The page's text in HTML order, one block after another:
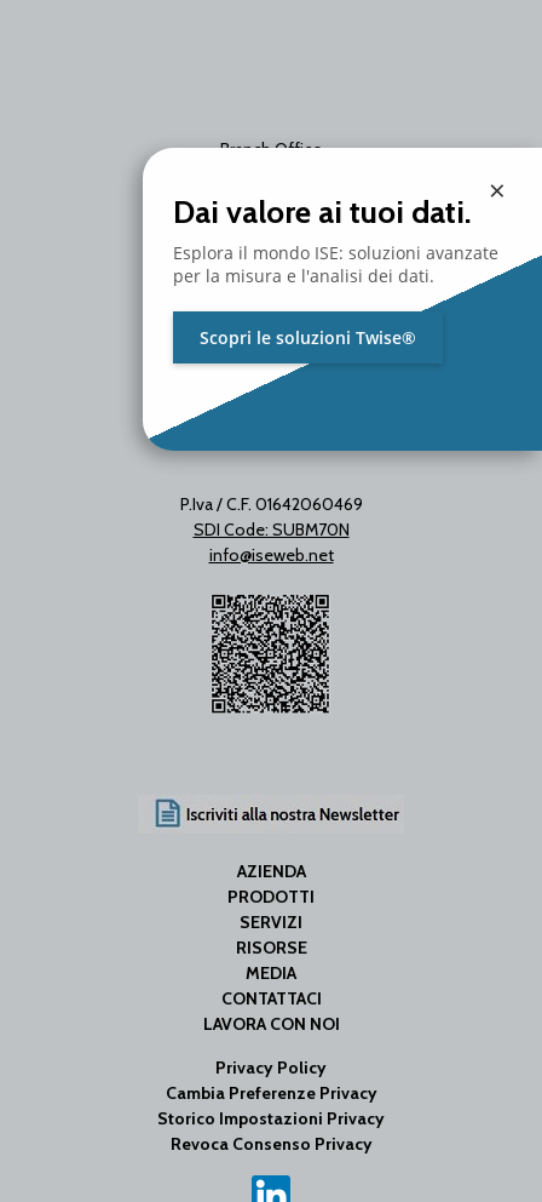
Branch Office
20097 San Donato Milanese
Milano - Italy
T. +39 02 2153663
P.Iva / C.F. 01642060469
SDI Code: SUBM70N
info@iseweb.net
AZIENDA
PRODOTTI
SERVIZI
RISORSE
MEDIA
CONTATTACI
LAVORA CON NOI
Privacy Policy
Cambia Preferenze Privacy
Storico Impostazioni Privacy
Revoca Consenso Privacy
×
Dai valore ai tuoi dati.
Esplora il mondo ISE: soluzioni avanzate
per la misura e l'analisi dei dati.
Scopri le soluzioni Twise®